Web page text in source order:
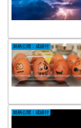
銘柄公開：成績付
銘柄公開：成績付